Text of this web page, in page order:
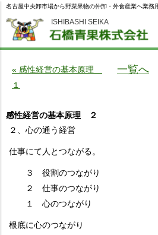
ISHIBASHI SEIKA
名古屋中央卸市場から野菜果物の仲卸・外食産業へ業務
« 感性経営の基本原理
１
一覧へ
感性経営の基本原理 ２
２、心の通う経営
仕事にて人とつながる。
３ 役割のつながり
２ 仕事のつながり
１ 心のつながり
根底に心のつながり